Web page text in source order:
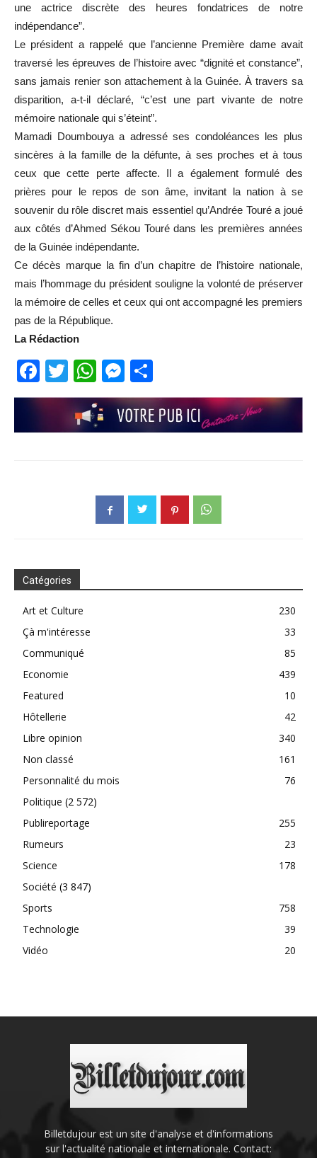
une actrice discrète des heures fondatrices de notre
indépendance”.
Le président a rappelé que l’ancienne Première dame avait
traversé les épreuves de l’histoire avec “dignité et constance”,
sans jamais renier son attachement à la Guinée. À travers sa
disparition, a-t-il déclaré, “c’est une part vivante de notre
mémoire nationale qui s’éteint”.
Mamadi Doumbouya a adressé ses condoléances les plus
sincères à la famille de la défunte, à ses proches et à tous
ceux que cette perte affecte. Il a également formulé des
prières pour le repos de son âme, invitant la nation à se
souvenir du rôle discret mais essentiel qu’Andrée Touré a joué
aux côtés d’Ahmed Sékou Touré dans les premières années
de la Guinée indépendante.
Ce décès marque la fin d’un chapitre de l’histoire nationale,
mais l’hommage du président souligne la volonté de préserver
la mémoire de celles et ceux qui ont accompagné les premiers
pas de la République.
La Rédaction
Facebook
TwitterWhatsApp
Messenger
Catégories
Art et Culture
230
Çà m'intéresse
33
Communiqué
85
Economie
439
Featured
10
Hôtellerie
42
Libre opinion
340
Non classé
161
Personnalité du mois
76
Politique (2 572)
Publireportage
255
Rumeurs
23
Science
178
Société (3 847)
Sports
758
Technologie
39
Vidéo
20
Billetdujour est un site d'analyse et d'informations
sur l'actualité nationale et internationale. Contact: